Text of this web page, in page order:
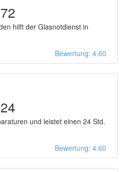
hilft der Glasnotdienst in
Bewertung: 4.60
und leistet einen 24 Std.
Bewertung: 4.60